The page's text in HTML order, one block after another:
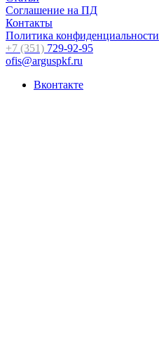
Соглашение на ПД
Контакты
Политика конфиденциальности
+7 (351) 729-92-95
ofis@arguspkf.ru
Вконтакте